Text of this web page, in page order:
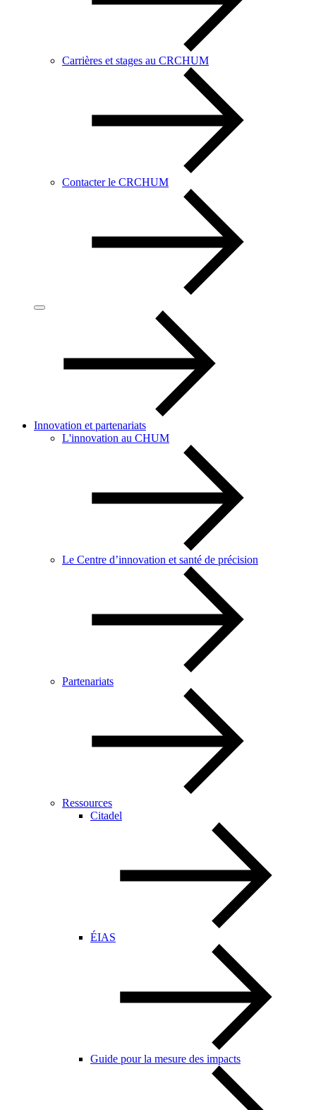
Carrières et stages au CRCHUM
Contacter le CRCHUM
Innovation et partenariats
L'innovation au CHUM
Le Centre d’innovation et santé de précision
Partenariats
Ressources
Citadel
ÉIAS
Guide pour la mesure des impacts